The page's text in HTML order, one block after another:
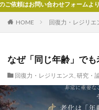
フォームよりご連絡ください。
HOME 回復力・レジリエ
なぜ「同じ年齢」で
回復力・レジリエンス, 研究・